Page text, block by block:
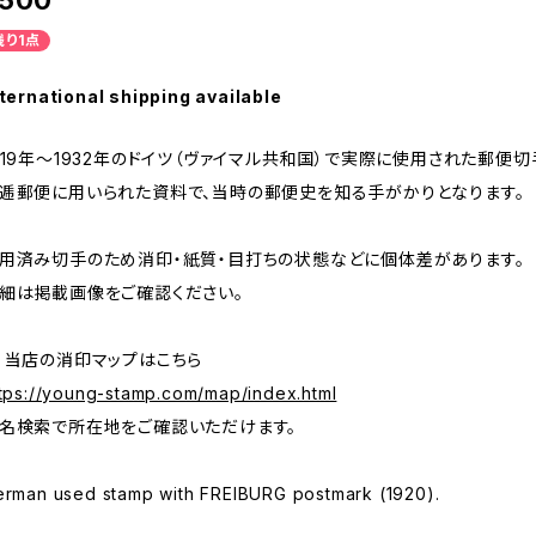
り1点
shipping available
年～1932年のドイツ（ヴァイマル共和国）で実際に使用された郵便切
郵便に用いられた資料で、当時の郵便史を知る手がかりとなります。
済み切手のため消印・紙質・目打ちの状態などに個体差があります。
は掲載画像をご確認ください。
店の消印マップはこちら
young-stamp.com/map/index.html
検索で所在地をご確認いただけます。
used stamp with FREIBURG postmark (1920).